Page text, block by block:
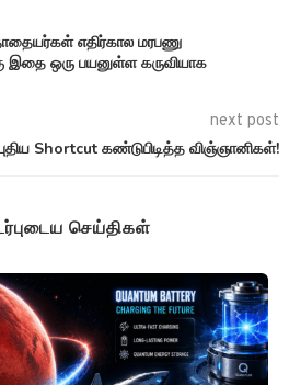
எதிர்கால மரபணு
இதை ஒரு பயனுள்ள கருவியாக
next post
Shortcut கண்டுபிடித்த விஞ்ஞானிகள்!
செய்திகள்